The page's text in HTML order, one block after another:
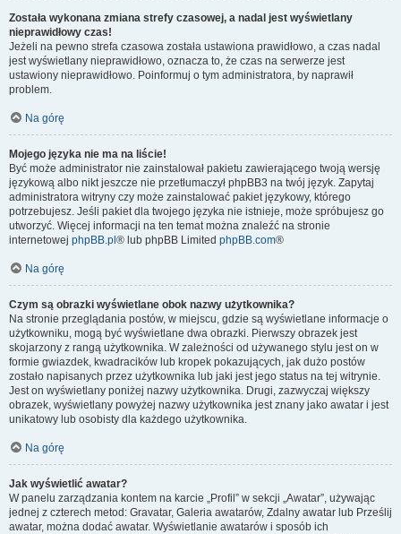
Została wykonana zmiana strefy czasowej, a nadal jest wyświetlany
nieprawidłowy czas!
Jeżeli na pewno strefa czasowa została ustawiona prawidłowo, a czas nadal
jest wyświetlany nieprawidłowo, oznacza to, że czas na serwerze jest
ustawiony nieprawidłowo. Poinformuj o tym administratora, by naprawił
problem.
Na górę
Mojego języka nie ma na liście!
Być może administrator nie zainstalował pakietu zawierającego twoją wersję
językową albo nikt jeszcze nie przetłumaczył phpBB3 na twój język. Zapytaj
administratora witryny czy może zainstalować pakiet językowy, którego
potrzebujesz. Jeśli pakiet dla twojego języka nie istnieje, może spróbujesz go
utworzyć. Więcej informacji na ten temat można znaleźć na stronie
internetowej phpBB.pl ® lub phpBB Limited phpBB.com®
Na górę
Czym są obrazki wyświetlane obok nazwy użytkownika?
Na stronie przeglądania postów, w miejscu, gdzie są wyświetlane informacje o
użytkowniku, mogą być wyświetlane dwa obrazki. Pierwszy obrazek jest
skojarzony z rangą użytkownika. W zależności od używanego stylu jest on w
formie gwiazdek, kwadracików lub kropek pokazujących, jak dużo postów
zostało napisanych przez użytkownika lub jaki jest jego status na tej witrynie.
Jest on wyświetlany poniżej nazwy użytkownika. Drugi, zazwyczaj większy
obrazek, wyświetlany powyżej nazwy użytkownika jest znany jako awatar i jest
unikatowy lub osobisty dla każdego użytkownika.
Na górę
Jak wyświetlić awatar?
W panelu zarządzania kontem na karcie „Profil” w sekcji „Awatar”, używając
jednej z czterech metod: Gravatar, Galeria awatarów, Zdalny awatar lub Prześlij
awatar, można dodać awatar. Wyświetlanie awatarów i sposób ich